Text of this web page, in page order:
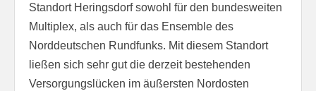
Standort Heringsdorf sowohl für den bundesweiten
Multiplex, als auch für das Ensemble des
Norddeutschen Rundfunks. Mit diesem Standort
ließen sich sehr gut die derzeit bestehenden
Versorgungslücken im äußersten Nordosten